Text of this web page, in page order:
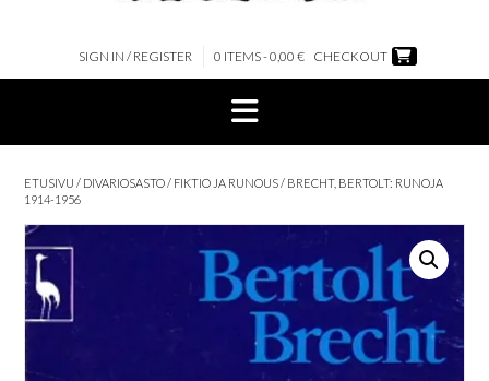
SIGN IN / REGISTER 0 ITEMS - 0,00 € CHECKOUT
ETUSIVU / DIVARIOSASTO/ FIKTIO JA RUNOUS/ BRECHT, BERTOLT: RUNOJA
1914-1956